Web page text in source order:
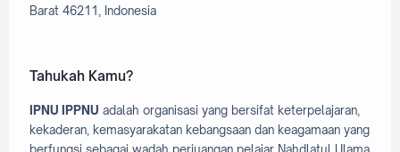
Materi
MSQ 1
MWCNU Pamarican 2
Barat 46211, Indonesia
Tahukah Kamu?
IPNU IPPNU adalah organisasi yang bersifat keterpelajaran,
kekaderan, kemasyarakatan kebangsaan dan keagamaan yang
berfungsi sebagai wadah perjuangan pelajar Nahdlatul Ulama